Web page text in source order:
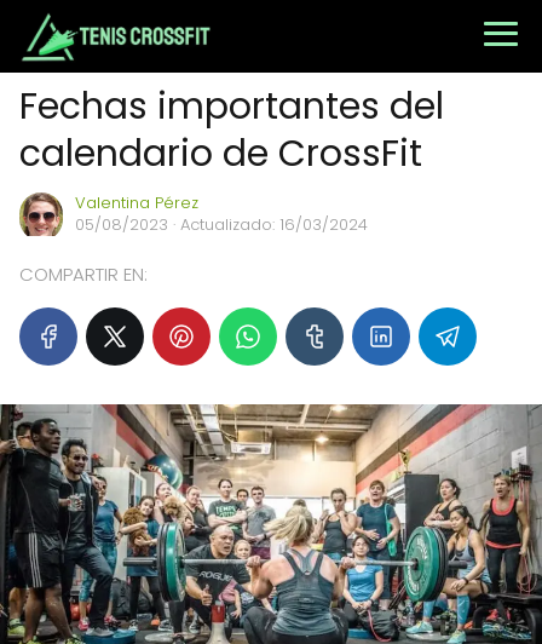
Fechas importantes del
calendario de CrossFit
Valentina Pérez
05/08/2023 · Actualizado: 16/03/2024
COMPARTIR EN: